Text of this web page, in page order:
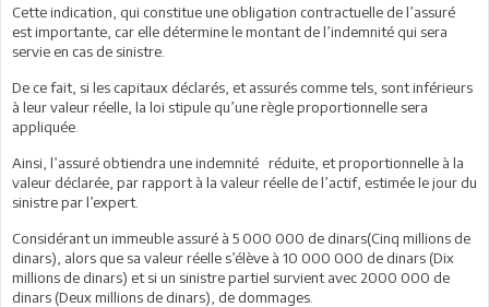
Cette indication, qui constitue une obligation contractuelle de l’assuré
est importante, car elle détermine le montant de l’indemnité qui sera
servie en cas de sinistre.
De ce fait, si les capitaux déclarés, et assurés comme tels, sont inférieurs
à leur valeur réelle, la loi stipule qu’une règle proportionnelle sera
appliquée.
Ainsi, l’assuré obtiendra une indemnité réduite, et proportionnelle à la
valeur déclarée, par rapport à la valeur réelle de l’actif, estimée le jour du
sinistre par l’expert.
Considérant un immeuble assuré à 5 000 000 de dinars(Cinq millions de
dinars), alors que sa valeur réelle s’élève à 10 000 000 de dinars (Dix
millions de dinars) et si un sinistre partiel survient avec 2000 000 de
dinars (Deux millions de dinars), de dommages.